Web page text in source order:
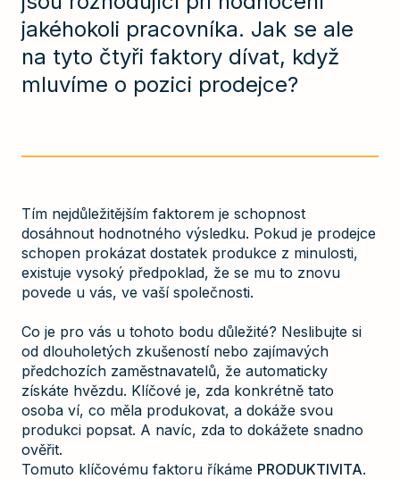
jakéhokoli pracovníka. Jak se ale
na tyto čtyři faktory dívat, když
mluvíme o pozici prodejce?
Tím nejdůležitějším faktorem je schopnost
dosáhnout hodnotného výsledku. Pokud je prodejce
schopen prokázat dostatek produkce z minulosti,
existuje vysoký předpoklad, že se mu to znovu
povede u vás, ve vaší společnosti.
Co je pro vás u tohoto bodu důležité? Neslibujte si
od dlouholetých zkušeností nebo zajímavých
předchozích zaměstnavatelů, že automaticky
získáte hvězdu. Klíčové je, zda konkrétně tato
osoba ví, co měla produkovat, a dokáže svou
produkci popsat. A navíc, zda to dokážete snadno
ověřit.
Tomuto klíčovému faktoru říkáme PRODUKTIVITA.